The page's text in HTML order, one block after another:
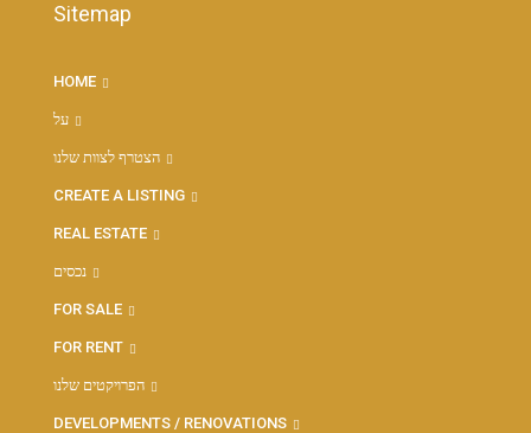
Sitemap
HOME
על
הצטרף לצוות שלנו
CREATE A LISTING
REAL ESTATE
נכסים
FOR SALE
FOR RENT
הפרויקטים שלנו
DEVELOPMENTS / RENOVATIONS